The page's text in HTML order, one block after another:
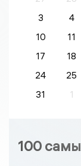
3
4
10
11
17
18
24
25
31
1
100